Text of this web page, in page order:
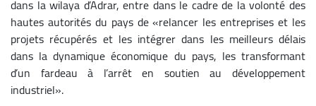
dans la wilaya d’Adrar, entre dans le cadre de la volonté des
hautes autorités du pays de «relancer les entreprises et les
projets récupérés et les intégrer dans les meilleurs délais
dans la dynamique économique du pays, les transformant
d’un fardeau à l’arrêt en soutien au développement
industriel».